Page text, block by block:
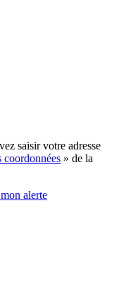
saisir votre adresse
coordonnées » de la
alerte